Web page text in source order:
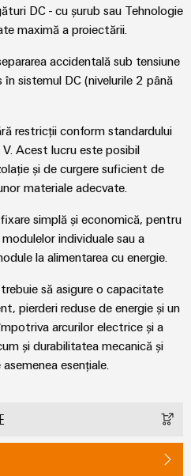
DC - cu șurub sau Tehnologie
maximă a proiectării.
accidentală sub tensiune
sistemul DC (nivelurile 2 până
restricții conform standardului
Acest lucru este posibil
și de curgere suficient de
materiale adecvate.
simplă și economică, pentru
individuale sau a
la alimentarea cu energie.
să asigure o capacitate
pierderi reduse de energie și un
arcurilor electrice și a
și durabilitatea mecanică și
esențiale.